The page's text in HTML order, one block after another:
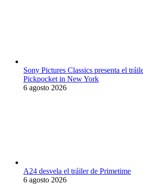
Sony Pictures Classics presenta el
Pickpocket in New York
6 agosto 2026
A24 desvela el tráiler de Primetime
6 agosto 2026